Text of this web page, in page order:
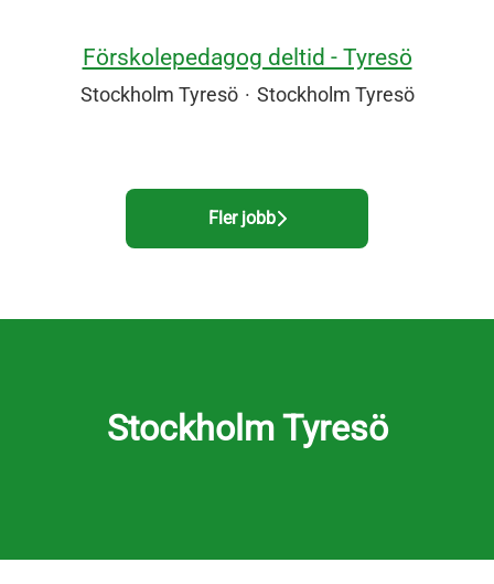
Förskolepedagog deltid - Tyresö
Stockholm Tyresö · Stockholm Tyresö
Fler jobb
Stockholm Tyresö